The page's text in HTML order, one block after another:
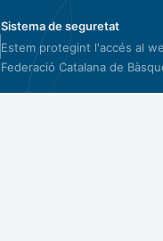
Sistema de seguretat
Estem protegint l'accés al
Federació Catalana de